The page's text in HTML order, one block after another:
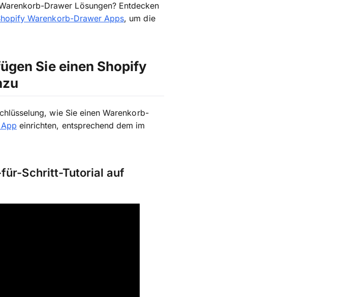
Drawer Lösungen? Entdecken
Warenkorb-Drawer Apps, um die
Sie einen Shopify
wie Sie einen Warenkorb-
einrichten, entsprechend dem im
Schritt-Tutorial auf